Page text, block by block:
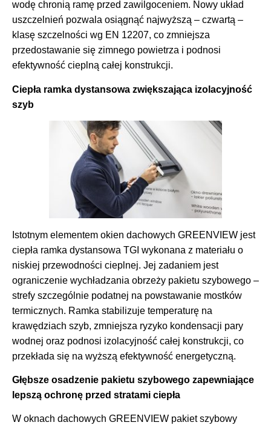
wodę chronią ramę przed zawilgoceniem. Nowy układ
uszczelnień pozwala osiągnąć najwyższą – czwartą –
klasę szczelności wg EN 12207, co zmniejsza
przedostawanie się zimnego powietrza i podnosi
efektywność cieplną całej konstrukcji.
Ciepła ramka dystansowa zwiększająca izolacyjność
szyb
Istotnym elementem okien dachowych GREENVIEW jest
ciepła ramka dystansowa TGI wykonana z materiału o
niskiej przewodności cieplnej. Jej zadaniem jest
ograniczenie wychładzania obrzeży pakietu szybowego –
strefy szczególnie podatnej na powstawanie mostków
termicznych. Ramka stabilizuje temperaturę na
krawędziach szyb, zmniejsza ryzyko kondensacji pary
wodnej oraz podnosi izolacyjność całej konstrukcji, co
przekłada się na wyższą efektywność energetyczną.
Głębsze osadzenie pakietu szybowego zapewniające
lepszą ochronę przed stratami ciepła
W oknach dachowych GREENVIEW pakiet szybowy